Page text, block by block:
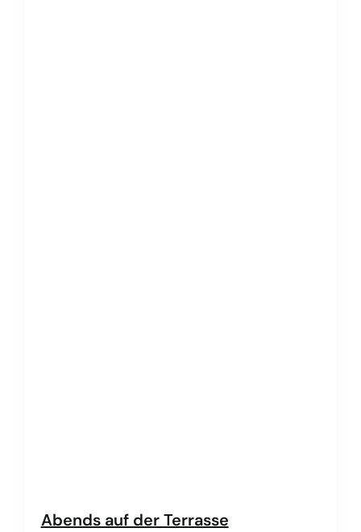
Abends auf der Terrasse